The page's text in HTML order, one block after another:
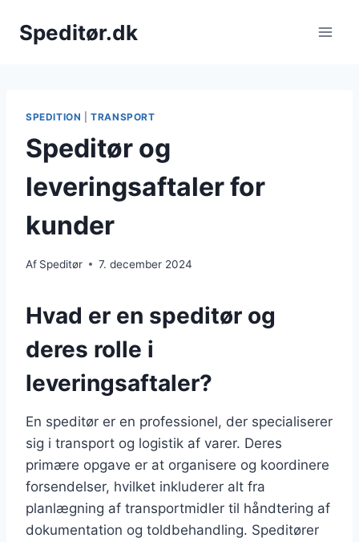
Speditør.dk
SPEDITION |TRANSPORT
Speditør og
leveringsaftaler for
kunder
Af Speditør 7. december 2024
Hvad er en speditør og
deres rolle i
leveringsaftaler?
En speditør er en professionel, der specialiserer
sig i transport og logistik af varer. Deres
primære opgave er at organisere og koordinere
forsendelser, hvilket inkluderer alt fra
planlægning af transportmidler til håndtering af
dokumentation og toldbehandling. Speditører